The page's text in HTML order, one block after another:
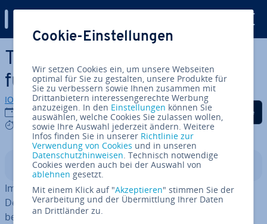
Zum Haupt­in­halt springen
TikTok-Marketing: Stra­te­gien
für Un­ter­neh­men
IONOS Redaktion
14.10.2021
7 mins
Auf Facebook teilen
Auf Twitter teilen
Auf LinkedIn
In­halts­ver­zeich­nis
Im Online-Marketing bleibt zum Ausruhen keine Zeit.
Denn neue Tech­no­lo­gien verändern die virtuelle Wer­
beland­schaft über Nacht, be­ein­flus­sen das Kon­su­men­
Cookie-Einstellungen
Wir setzen Cookies ein, um unsere Webseiten
optimal für Sie zu gestalten, unsere Produkte für
Sie zu verbessern sowie Ihnen zusammen mit
Drittanbietern interessengerechte Werbung
anzuzeigen. In den Einstellungen können Sie
auswählen, welche Cookies Sie zulassen wollen,
sowie Ihre Auswahl jederzeit ändern. Weitere
Infos finden Sie in unserer Richtlinie zur
Verwendung von Cookies und in unseren
Datenschutzhinweisen. Technisch notwendige
Cookies werden auch bei der Auswahl von
ablehnen gesetzt.
Mit einem Klick auf "Akzeptieren" stimmen Sie der
Verarbeitung und der Übermittlung Ihrer Daten
an Drittländer zu.